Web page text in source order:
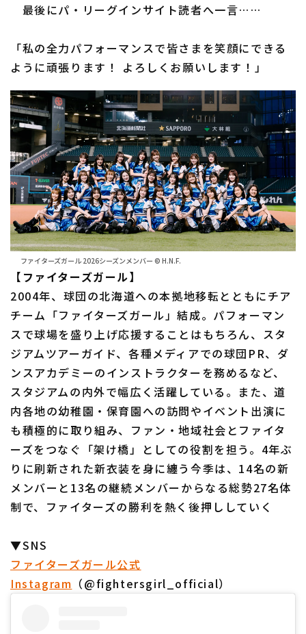
最後にパ・リーグインサイト読者へ一言……
「私の全力パフォーマンスで皆さまを笑顔にできる
ように頑張ります！ よろしくお願いします！」
ファイターズガール 2026シーズンメンバー © H.N.F.
【ファイターズガール】
2004年、球団の北海道への本拠地移転とともにチア
チーム「ファイターズガール」結成。パフォーマン
スで球場を盛り上げ応援することはもちろん、スタ
ジアムツアーガイド、各種メディアでの球団PR、ダ
ンスアカデミーのインストラクターを務めるなど、
スタジアムの内外で幅広く活躍している。また、道
内各地の幼稚園・保育園への訪問やイベント出演に
も積極的に取り組み、ファン・地域社会とファイタ
ーズをつなぐ「架け橋」としての役割を担う。4年ぶ
りに刷新された新衣装を身に纏う今季は、14名の新
メンバーと13名の継続メンバーからなる総勢27名体
制で、ファイターズの勝利を熱く後押ししていく
▼SNS
ファイターズガール公式
Instagram （@fightersgirl_official）